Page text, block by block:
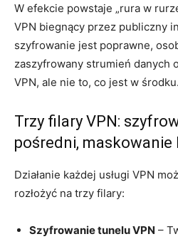
W efekcie powstaje „rura w
VPN biegnący przez publiczny
szyfrowanie jest poprawne,
zaszyfrowany strumień danych
VPN, ale nie to, co jest w środku.
Trzy filary VPN:
pośredni, maskowanie
Działanie każdej usługi VPN
rozłożyć na trzy filary:
Szyfrowanie tunelu VPN –